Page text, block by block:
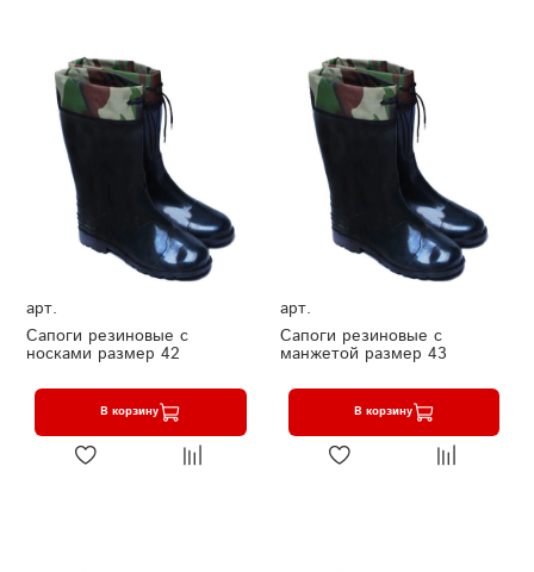
арт.
Сапоги резиновые с
носками размер 42
В корзину
арт.
Сапоги резиновые с
манжетой размер 43
В корзину